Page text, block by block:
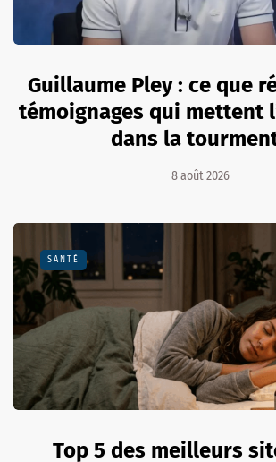
Guillaume Pley : ce que
témoignages qui mettent
dans la
8 août 2026
SANTÉ
Top 5 des meilleurs